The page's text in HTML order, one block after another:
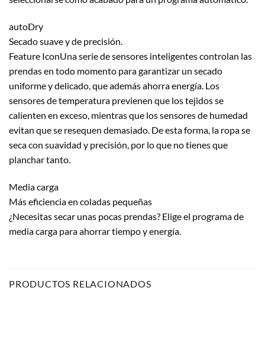
autoDry
Secado suave y de precisión.
Feature IconUna serie de sensores inteligentes controlan las
prendas en todo momento para garantizar un secado
uniforme y delicado, que además ahorra energía. Los
sensores de temperatura previenen que los tejidos se
calienten en exceso, mientras que los sensores de humedad
evitan que se resequen demasiado. De esta forma, la ropa se
seca con suavidad y precisión, por lo que no tienes que
planchar tanto.
Media carga
Más eficiencia en coladas pequeñas
¿Necesitas secar unas pocas prendas? Elige el programa de
media carga para ahorrar tiempo y energía.
PRODUCTOS RELACIONADOS